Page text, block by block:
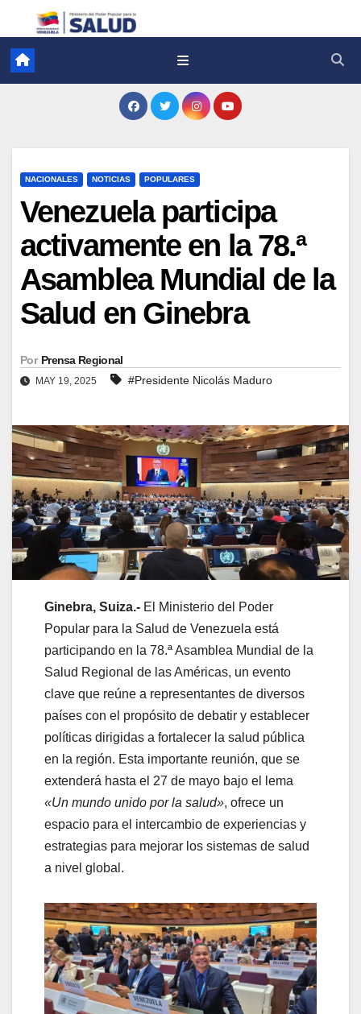
NACIONALES NOTICIAS POPULARES
Venezuela participa
activamente en la 78.ª
Asamblea Mundial de la
Salud en Ginebra
Por Prensa Regional
MAY 19, 2025 #Presidente Nicolás Maduro
Ginebra, Suiza.- El Ministerio del Poder
Popular para la Salud de Venezuela está
participando en la 78.ª Asamblea Mundial de la
Salud Regional de las Américas, un evento
clave que reúne a representantes de diversos
países con el propósito de debatir y establecer
políticas dirigidas a fortalecer la salud pública
en la región. Esta importante reunión, que se
extenderá hasta el 27 de mayo bajo el lema
«Un mundo unido por la salud», ofrece un
espacio para el intercambio de experiencias y
estrategias para mejorar los sistemas de salud
a nivel global.